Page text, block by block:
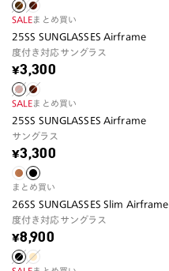
SALEまとめ買い
25SS SUNGLASSES Airframe
度付き対応サングラス
¥3,300
SALEまとめ買い
25SS SUNGLASSES Airframe
サングラス
¥3,300
まとめ買い
26SS SUNGLASSES Slim Airframe
度付き対応サングラス
¥8,900